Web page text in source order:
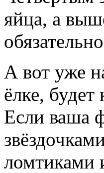
яйца, а
А вот уже
ёлке,
Если ваша
ломтиками